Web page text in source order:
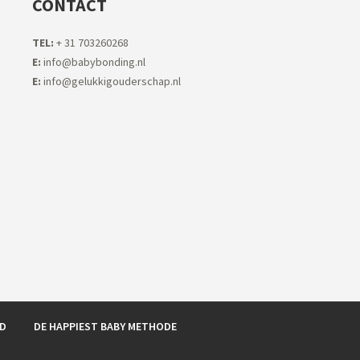
CONTACT
TEL: + 31 703260268
E: info@babybonding.nl
E: info@gelukkigouderschap.nl
DE HAPPIEST BABY METHODE